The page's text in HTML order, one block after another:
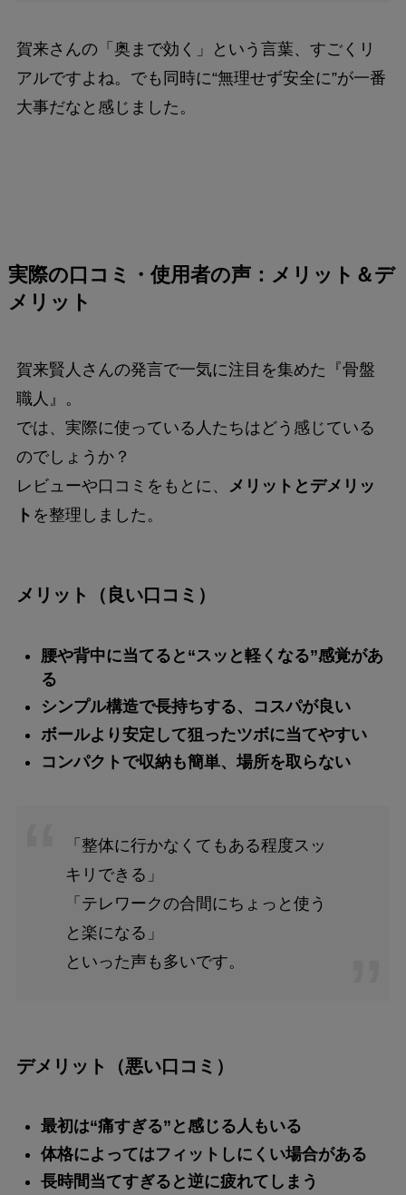
賀来さんの「奥まで効く」という言葉、すごくリ
アルですよね。でも同時に“無理せず安全に”が一番
大事だなと感じました。
実際の口コミ・使用者の声：メリット＆デ
メリット
賀来賢人さんの発言で一気に注目を集めた『骨盤
職人』。
では、実際に使っている人たちはどう感じている
のでしょうか？
レビューや口コミをもとに、 メリットとデメリッ
ト を整理しました。
メリット（良い口コミ）
腰や背中に当てると“スッと軽くなる”感覚があ
る
シンプル構造で長持ちする、コスパが良い
ボールより安定して狙ったツボに当てやすい
コンパクトで収納も簡単、場所を取らない
「整体に行かなくてもある程度スッ
キリできる」
「テレワークの合間にちょっと使う
と楽になる」
といった声も多いです。
デメリット（悪い口コミ）
最初は“痛すぎる”と感じる人もいる
体格によってはフィットしにくい場合がある
長時間当てすぎると逆に疲れてしまう